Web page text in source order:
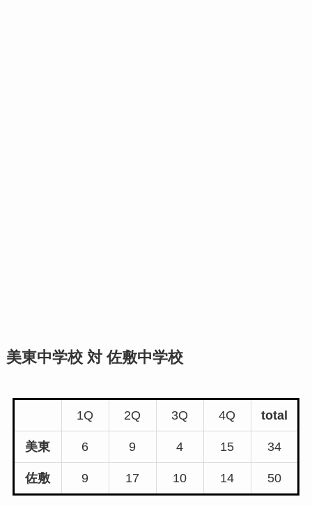
美東中学校 対 佐敷中学校
1Q 2Q 3Q 4Q total
美東 6 9 4 15 34
佐敷 9 17 10 14 50